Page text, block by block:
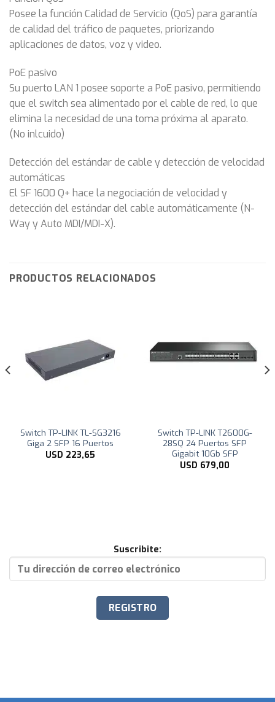
Posee la función Calidad de Servicio (QoS) para garantía
de calidad del tráfico de paquetes, priorizando
aplicaciones de datos, voz y video.
PoE pasivo
Su puerto LAN 1 posee soporte a PoE pasivo, permitiendo
que el switch sea alimentado por el cable de red, lo que
elimina la necesidad de una toma próxima al aparato.
(No inlcuido)
Detección del estándar de cable y detección de velocidad
automáticas
El SF 1600 Q+ hace la negociación de velocidad y
detección del estándar del cable automáticamente (N-
Way y Auto MDI/MDI-X).
PRODUCTOS RELACIONADOS
Switch TP-LINK TL-SG3216
Giga 2 SFP 16 Puertos
USD 223,65
Switch TP-LINK T2600G-
28SQ 24 Puertos SFP
Gigabit 10Gb SFP
USD 679,00
Suscribite: